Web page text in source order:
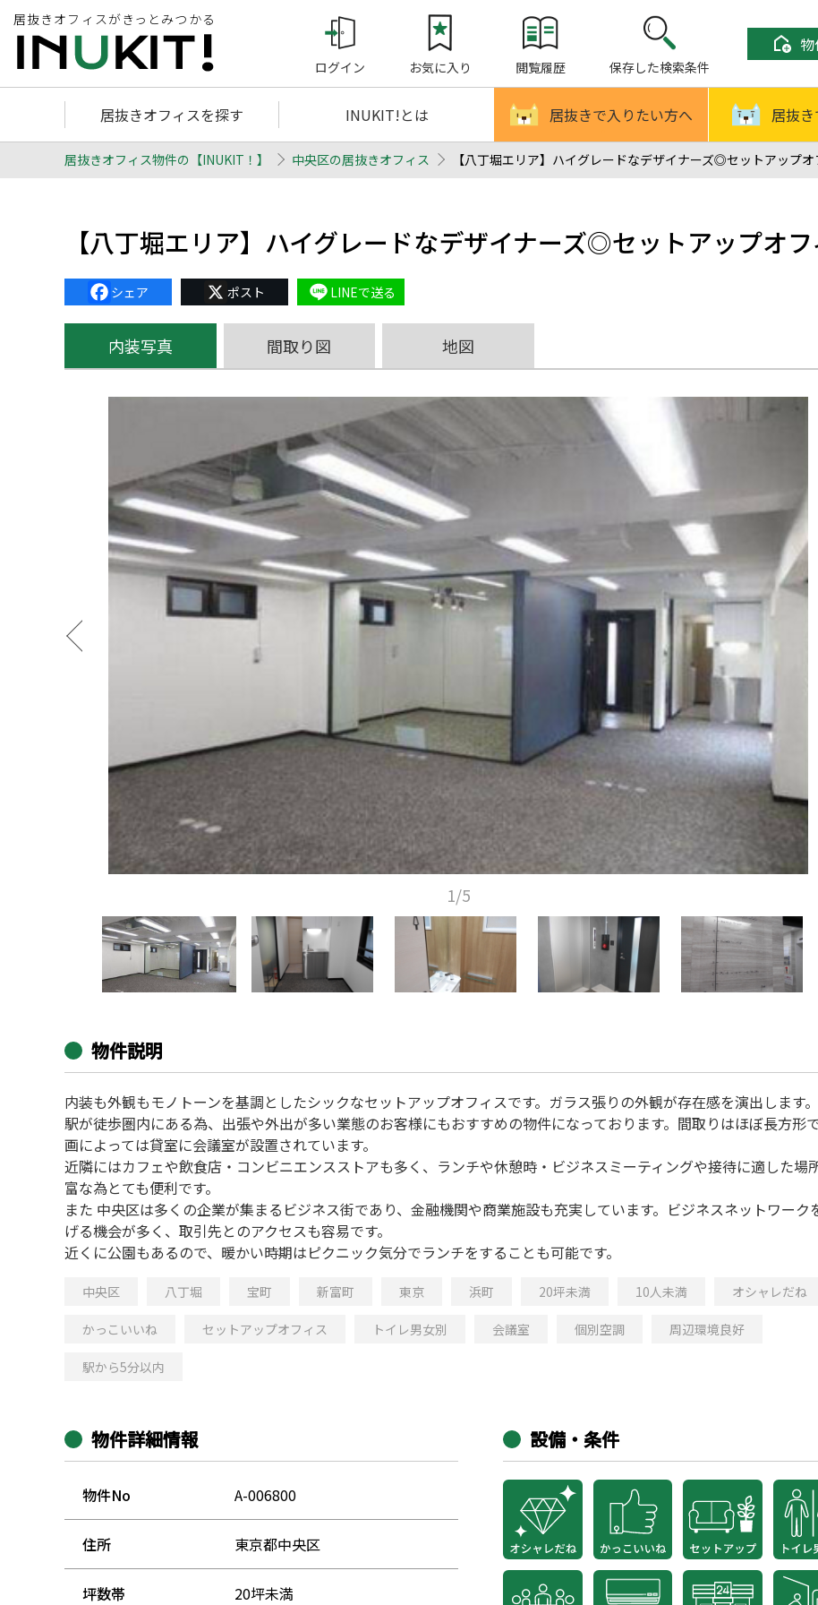
居抜きオフィスがきっとみつかる
ログイン お気に入り 閲覧履歴 保存した検索条件
居抜きオフィスを探す INUKIT!とは 居抜きで入りたい方へ 居抜
居抜きオフィス物件の【INUKIT！】 中央区の居抜きオフィス 【八丁堀エリア】ハイグレードなデザイナーズ◎セットアップ
【八丁堀エリア】ハイグレードなデザイナーズ◎セットアップオ
Facebook
X Line
内装写真 間取り図 地図
1/5
物件説明
内装も外観もモノトーンを基調としたシックなセットアップオフィスです。ガラス張りの外観が存在感を演出します
駅が徒歩圏内にある為、出張や外出が多い業態のお客様にもおすすめの物件になっております。間取りはほぼ長方形
画によっては貸室に会議室が設置されています。
近隣にはカフェや飲食店・コンビニエンスストアも多く、ランチや休憩時・ビジネスミーティングや接待に適した場
富な為とても便利です。
また 中央区は多くの企業が集まるビジネス街であり、金融機関や商業施設も充実しています。ビジネスネットワーク
げる機会が多く、取引先とのアクセスも容易です。
近くに公園もあるので、暖かい時期はピクニック気分でランチをすることも可能です。
中央区 八丁堀 宝町 新富町 東京 浜町 20坪未満 10人未満 オシャレだね
かっこいいね セットアップオフィス トイレ男女別 会議室 個別空調 周辺環境良好
駅から5分以内
物件詳細情報
物件No A-006800
住所 東京都中央区
坪数帯 20坪未満
設備・条件